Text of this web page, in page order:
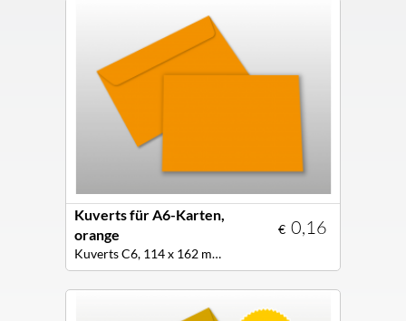
€ 0,16
Kuverts für A6-Karten,
orange
Kuverts C6, 114 x 162 mm, Farbe orange